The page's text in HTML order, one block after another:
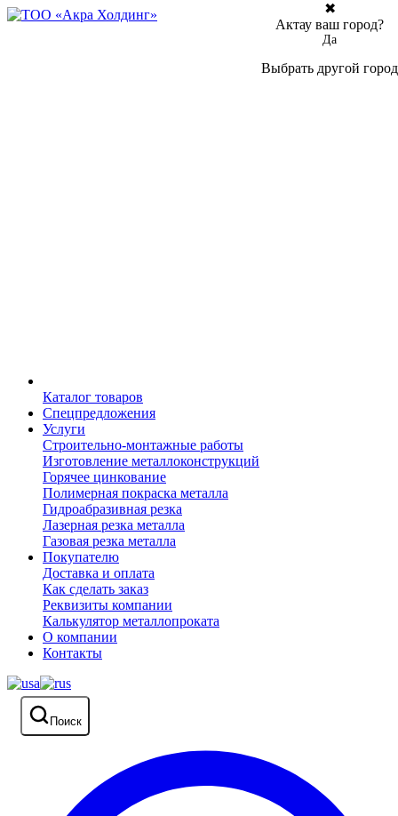
Каталог товаров
Спецпредложения
Услуги
Строительно-монтажные работы
Изготовление металлоконструкций
Горячее цинкование
Полимерная покраска металла
Гидроабразивная резка
Лазерная резка металла
Газовая резка металла
Покупателю
Доставка и оплата
Как сделать заказ
Реквизиты компании
Калькулятор металлопроката
О компании
Контакты
Поиск
✖
Актау ваш город?
Да
Выбрать другой город